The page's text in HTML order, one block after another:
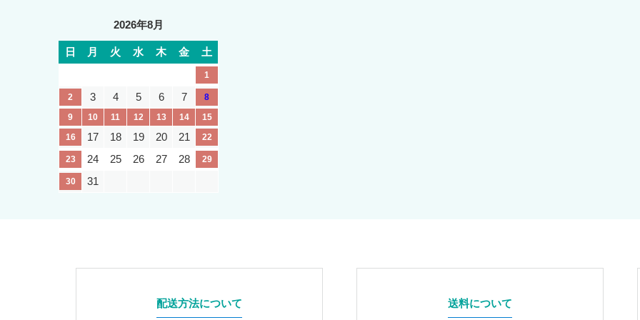
2026年8月
日 月 火 水 木 金 土
1
2 3 4 5 6 7
8
9
10 11 12 13 14
15
16
17 18 19 20 21 22
23 24 25 26 27 28 29
30 31
配送方法について 送料について